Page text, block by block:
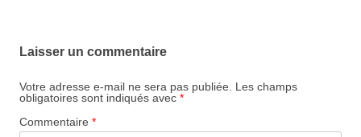
Laisser un commentaire
Votre adresse e-mail ne sera pas publiée.
Les champs
obligatoires sont indiqués avec *
Commentaire *